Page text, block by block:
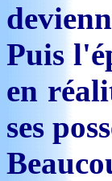
Puis
en
ses